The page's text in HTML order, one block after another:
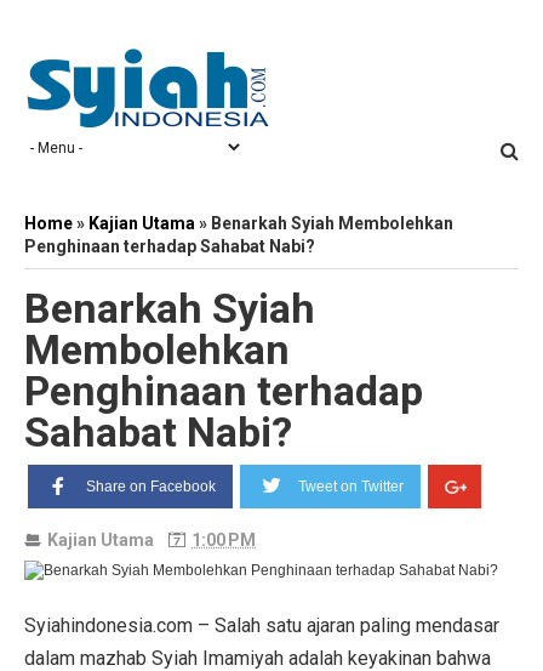
Home» Kajian Utama » Benarkah Syiah Membolehkan
Penghinaan terhadap Sahabat Nabi?
Benarkah Syiah
Membolehkan
Penghinaan terhadap
Sahabat Nabi?
Share on Facebook Tweet on Twitter
Kajian Utama 1:00 PM
Syiahindonesia.com – Salah satu ajaran paling mendasar
dalam mazhab Syiah Imamiyah adalah keyakinan bahwa